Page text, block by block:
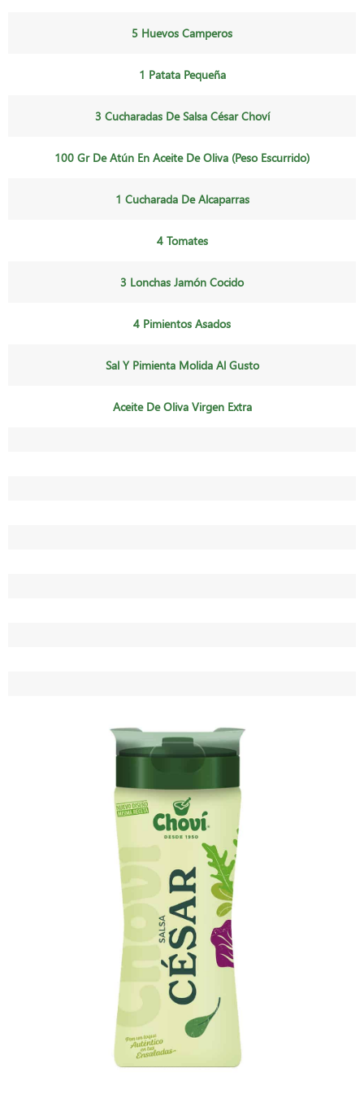
5 Huevos Camperos
1 Patata Pequeña
3 Cucharadas De Salsa César Choví
100 Gr De Atún En Aceite De Oliva (peso Escurrido)
1 Cucharada De Alcaparras
4 Tomates
3 Lonchas Jamón Cocido
4 Pimientos Asados
Sal Y Pimienta Molida Al Gusto
Aceite De Oliva Virgen Extra